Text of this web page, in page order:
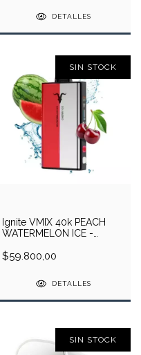
DETALLES
SIN STOCK
Ignite VMIX 40k PEACH
WATERMELON ICE -
$59.800,00
DETALLES
SIN STOCK